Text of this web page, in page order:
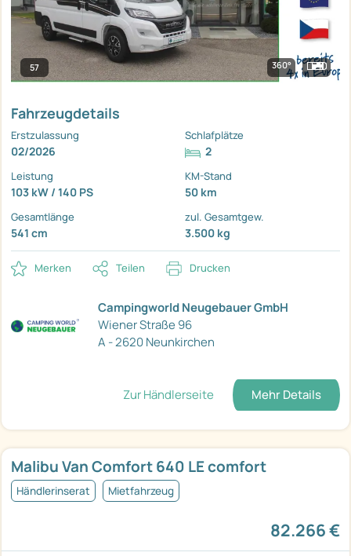
57 360°
Fahrzeugdetails
Erstzulassung
02/2026
Schlafplätze
2
Leistung
103 kW / 140 PS
KM-Stand
50 km
Gesamtlänge
541 cm
zul. Gesamtgew.
3.500 kg
Merken Teilen Drucken
Campingworld Neugebauer GmbH
Wiener Straße 96
A - 2620 Neunkirchen
Zur Händlerseite Mehr Details
Malibu Van Comfort 640 LE comfort
Händlerinserat Mietfahrzeug
82.266 €